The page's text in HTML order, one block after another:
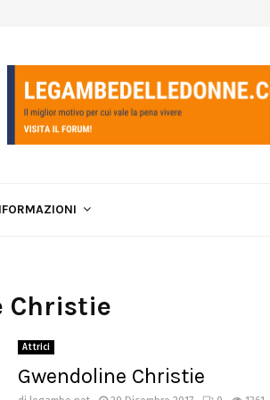
Christie
Attrici
Gwendoline Christie